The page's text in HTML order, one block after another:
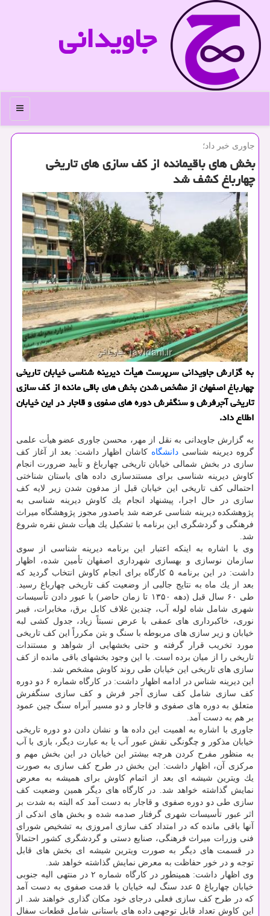
جاویدانی
منو
جاوری خبر داد؛
بخش های باقیمانده از كف سازی های تاریخی
چهارباغ كشف شد
به گزارش جاویدانی سرپرست هیأت دیرینه شناسی خیابان تاریخی
چهارباغ اصفهان از مشخص شدن بخش های باقی مانده از كف سازی
تاریخی آجرفرش و سنگفرش دوره های صفوی و قاجار در این خیابان
اطلاع داد.
به گزارش جاویدانی به نقل از مهر، محسن جاوری عضو هیأت علمی
گروه دیرینه شناسی دانشگاه كاشان اظهار داشت: بعد از آغاز كف
سازی در بخش شمالی خیابان تاریخی چهارباغ و تأیید ضرورت انجام
كاوش دیرینه شناسی برای مستندسازی داده های باستان شناختی
احتمالی كف تاریخی این خیابان قبل از مدفون شدن زیر لایه كف
سازی در حال اجرا، پیشنهاد انجام یك كاوش دیرینه شناسی به
پژوهشكده دیرینه شناسی عرضه شد باصدور مجوز پژوهشگاه میراث
فرهنگی و گردشگری این برنامه با تشكیل یك هیأت شش نفره شروع
شد.
وی با اشاره به اینكه اعتبار این برنامه دیرینه شناسی از سوی
سازمان نوسازی و بهسازی شهرداری اصفهان تأمین شده، اظهار
داشت: در این برنامه ۵ كارگاه برای انجام كاوش انتخاب گردید كه
بعد از یك ماه به نتایج جالبی از وضعیت كف تاریخی چهارباغ رسید.
طی ۶۰ سال قبل (دهه ۱۳۵۰ تا زمان حاضر) با عبور دادن تأسیسات
شهری شامل شاه لوله آب، چندین غلاف كابل برق، مخابرات، فیبر
نوری، خاكبرداری های عمقی با عرض نسبتاً زیاد، جدول كشی لبه
خیابان و زیر سازی های مربوطه با سنگ و بتن مكرراً این كف تاریخی
مورد تخریب قرار گرفته و حتی بخشهایی از شواهد و مستندات
تاریخی را از میان برده است. با این وجود بخشهای باقی مانده از كف
سازی های تاریخی این خیابان طی روند كاوش مشخص شد.
این دیرینه شناس در ادامه اظهار داشت: در كارگاه شماره ۶ دو دوره
كف سازی شامل كف سازی آجر فرش و كف سازی سنگفرش
متعلق به دوره های صفوی و قاجار و دو مسیر آبراه سنگ چین عمود
بر هم به دست آمد.
جاوری با اشاره به اهمیت این داده ها و نشان دادن دو دوره تاریخی
خیابان مذكور و چگونگی نقش عبور آب یا به عبارت دیگر، بازی با آب
به منظور مفرح كردن هرچه بیشتر این خیابان در این بخش مهم و
مركزی آن، اظهار داشت: این بخش در طرح كف سازی به صورت
یك ویترین شیشه ای بعد از اتمام كاوش برای همیشه به معرض
نمایش گذاشته خواهد شد. در كارگاه های دیگر همین وضعیت كف
سازی طی دو دوره صفوی و قاجار به دست آمد كه البته به شدت بر
اثر عبور تأسیسات شهری گرفتار صدمه شده و بخش های اندكی از
آنها باقی مانده كه در امتداد كف سازی امروزی به تشخیص شورای
فنی وزرات میراث فرهنگی، صنایع دستی و گردشگری كشور احتمالاً
در قسمت های دیگر به صورت ویترین شیشه ای بخش های قابل
توجه و در خور حفاظت به معرض نمایش گذاشته خواهد شد.
وی اظهار داشت: همینطور در كارگاه شماره ۲ در منتهی الیه جنوبی
خیابان چهارباغ ۵ عدد سنگ لبه خیایان با قدمت صفوی به دست آمد
كه در طرح كف سازی فعلی درجای خود مكان گذاری خواهند شد. از
این كاوش تعداد قابل توجهی داده های باستانی شامل قطعات سفال